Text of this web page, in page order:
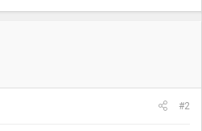
#2